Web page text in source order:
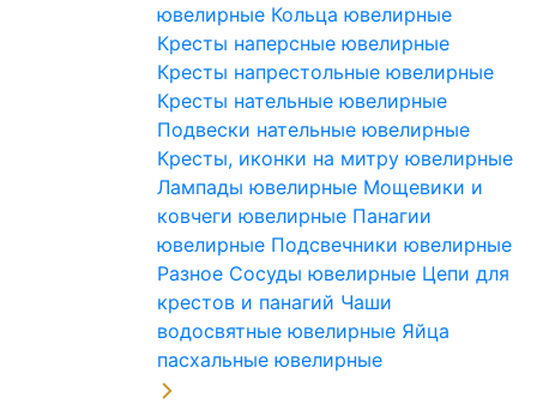
ювелирные Кольца ювелирные
Кресты наперсные ювелирные
Кресты напрестольные ювелирные
Кресты нательные ювелирные
Подвески нательные ювелирные
Кресты, иконки на митру ювелирные
Лампады ювелирные Мощевики и
ковчеги ювелирные Панагии
ювелирные Подсвечники ювелирные
Разное Сосуды ювелирные Цепи для
крестов и панагий Чаши
водосвятные ювелирные Яйца
пасхальные ювелирные